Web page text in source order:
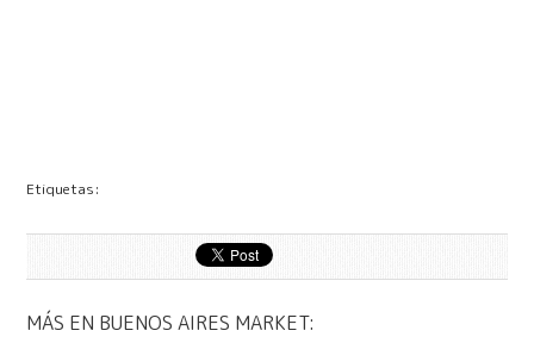
Etiquetas:
MÁS EN BUENOS AIRES MARKET: